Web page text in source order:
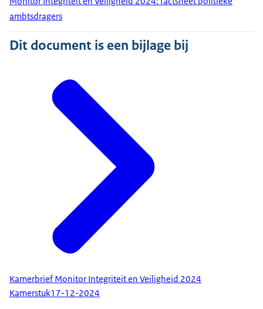
ambtsdragers
Dit document is een bijlage bij
Kamerbrief Monitor Integriteit en Veiligheid 2024
Kamerstuk17-12-2024